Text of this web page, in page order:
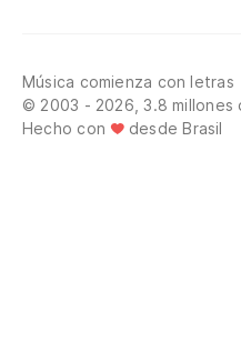
Música comienza con letras
© 2003 - 2026, 3.8 millones
Hecho con
desde Brasil